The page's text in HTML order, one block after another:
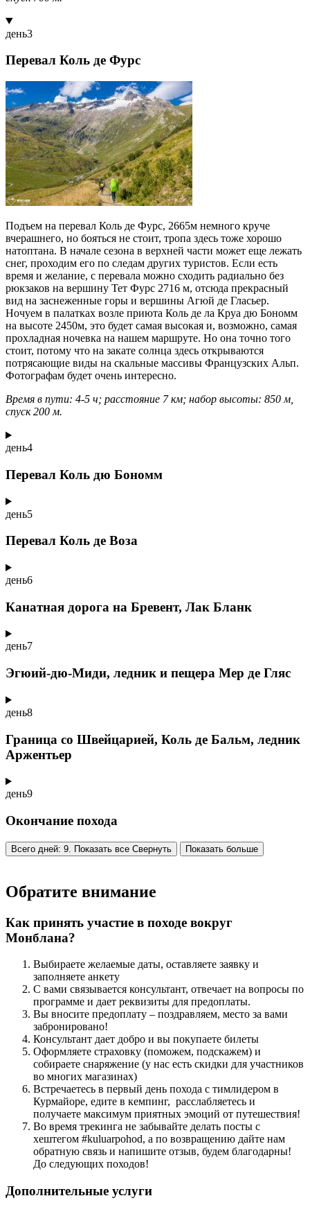
день3
Перевал Коль де Фурс
Подъем на перевал Коль де Фурс, 2665м немного круче
вчерашнего, но бояться не стоит, тропа здесь тоже хорошо
натоптана. В начале сезона в верхней части может еще лежать
снег, проходим его по следам других туристов. Если есть
время и желание, с перевала можно сходить радиально без
рюкзаков на вершину Тет Фурс 2716 м, отсюда прекрасный
вид на заснеженные горы и вершины Агюй де Гласьер.
Ночуем в палатках возле приюта Коль де ла Круа дю Бономм
на высоте 2450м, это будет самая высокая и, возможно, самая
прохладная ночевка на нашем маршруте. Но она точно того
стоит, потому что на закате солнца здесь открываются
потрясающие виды на скальные массивы Французских Альп.
Фотографам будет очень интересно.
Время в пути: 4-5 ч; расстояние 7 км; набор высоты: 850 м,
спуск 200 м.
день4
Перевал Коль дю Бономм
день5
Перевал Коль де Воза
день6
Канатная дорога на Бревент, Лак Бланк
день7
Эгюий-дю-Миди, ледник и пещера Мер де Гляс
день8
Граница со Швейцарией, Коль де Бальм, ледник
Аржентьер
день9
Окончание похода
Всего дней: 9. Показать все Свернуть Показать больше
Обратите внимание
Как принять участие в походе вокруг
Монблана?
Выбираете желаемые даты, оставляете заявку и
заполняете анкету
С вами связывается консультант, отвечает на вопросы по
программе и дает реквизиты для предоплаты.
Вы вносите предоплату – поздравляем, место за вами
забронировано!
Консультант дает добро и вы покупаете билеты
Оформляете страховку (поможем, подскажем) и
собираете снаряжение (у нас есть скидки для участников
во многих магазинах)
Встречаетесь в первый день похода с тимлидером в
Курмайоре, едите в кемпинг, расслабляетесь и
получаете максимум приятных эмоций от путешествия!
Во время трекинга не забывайте делать посты с
хештегом #kuluarpohod, а по возвращению дайте нам
обратную связь и напишите отзыв, будем благодарны!
До следующих походов!
Дополнительные услуги